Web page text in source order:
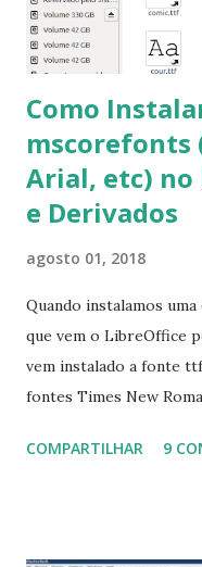
apt-get install --
Como
mscorefonts
Arial, etc)
e Derivados
agosto 01, 2018
Quando instalamos
que vem o LibreOffice
vem instalado a fonte
fontes Times New
a Associação Brasileira
COMPARTILHAR 9